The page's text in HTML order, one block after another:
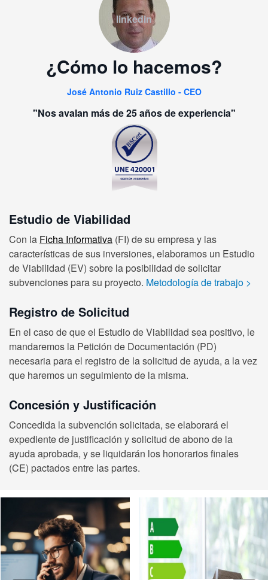
linkedin
¿Cómo lo hacemos?
José Antonio Ruiz Castillo - CEO
"Nos avalan más de 25 años de experiencia"
Estudio de Viabilidad
Con la Ficha Informativa (FI) de su empresa y las
características de sus inversiones, elaboramos un Estudio
de Viabilidad (EV) sobre la posibilidad de solicitar
subvenciones para su proyecto. Metodología de trabajo >
Registro de Solicitud
En el caso de que el Estudio de Viabilidad sea positivo, le
mandaremos la Petición de Documentación (PD)
necesaria para el registro de la solicitud de ayuda, a la vez
que haremos un seguimiento de la misma.
Concesión y Justificación
Concedida la subvención solicitada, se elaborará el
expediente de justificación y solicitud de abono de la
ayuda aprobada, y se liquidarán los honorarios finales
(CE) pactados entre las partes.